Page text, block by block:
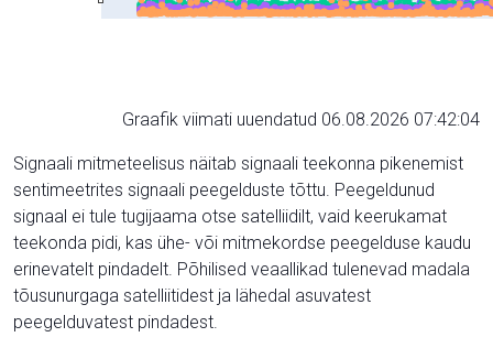
Graafik viimati uuendatud 06.08.2026 07:42:04
Signaali mitmeteelisus näitab signaali teekonna pikenemist
sentimeetrites signaali peegelduste tõttu. Peegeldunud
signaal ei tule tugijaama otse satelliidilt, vaid keerukamat
teekonda pidi, kas ühe- või mitmekordse peegelduse kaudu
erinevatelt pindadelt. Põhilised veaallikad tulenevad madala
tõusunurgaga satelliitidest ja lähedal asuvatest
peegelduvatest pindadest.